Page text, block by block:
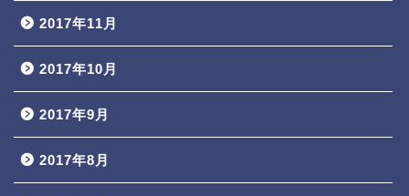
2017年11月
2017年10月
2017年9月
2017年8月